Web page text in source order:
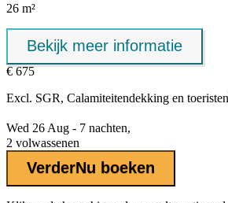
26 m²
Bekijk meer informatie
€ 675
Excl. SGR, Calamiteitendekking en
Wed 26 Aug - 7 nachten,
2 volwassenen
VerderNu boeken